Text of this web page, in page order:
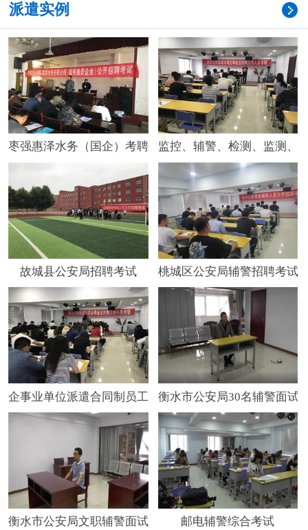
派遣实例
枣强惠泽水务（国企）考聘考试监控、辅警、检测、监测、
故城县公安局招聘考试 桃城区公安局辅警招聘考试
企事业单位派遣合同制员工招聘衡水市公安局30名辅警面试
衡水市公安局文职辅警面试考试 邮电辅警综合考试